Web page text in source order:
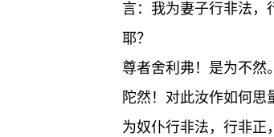
言：我为妻子行非法，
耶？
尊者舍利弗！是为不然
陀然！对此汝作如何
为奴仆行非法，行非正